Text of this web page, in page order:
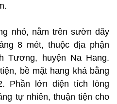
nhỏ, nằm trên sườn dãy
8 mét, thuộc địa phận
Tương, huyện Na Hang.
bề mặt hang khá bằng
Phần lớn diện tích lòng
tự nhiên, thuận tiện cho